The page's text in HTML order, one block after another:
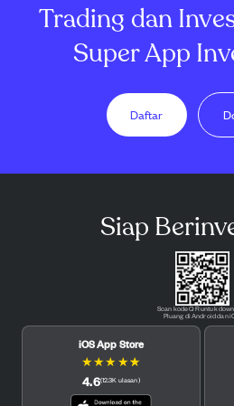
Trading dan
Super App
Daftar
Siap
Scan kode QR untuk
Pluang di Android dan
iOS App Store
★★★ ★★
4.6(12.3K ulasan)